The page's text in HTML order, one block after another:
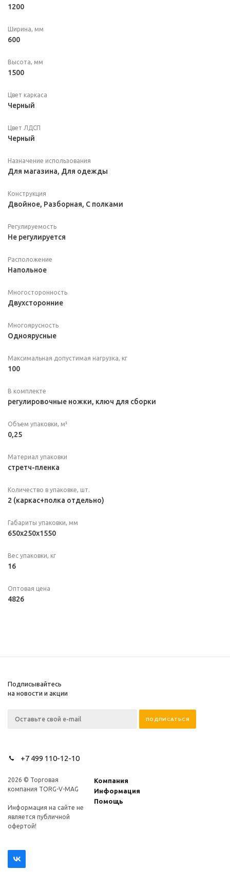
1200
Ширина, мм
600
Высота, мм
1500
Цвет каркаса
Черный
Цвет ЛДСП
Черный
Назначение использования
Для магазина, Для одежды
Конструкция
Двойное, Разборная, С полками
Регулируемость
Не регулируется
Расположение
Напольное
Многосторонность
Двухсторонние
Многоярусность
Одноярусные
Максимальная допустимая нагрузка, кг
100
В комплекте
регулировочные ножки, ключ для сборки
Объем упаковки, м³
0,25
Материал упаковки
стретч-пленка
Количество в упаковке, шт.
2 (каркас+полка отдельно)
Габариты упаковки, мм
650x250x1550
Вес упаковки, кг
16
Оптовая цена
4826
Подписывайтесь
на новости и акции
+7 499 110-12-10
2026 © Торговая
компания TORG-V-MAG
Информация на сайте не
является публичной
офертой!
Компания
Информация
Помощь